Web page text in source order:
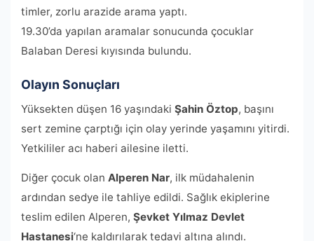
timler, zorlu arazide arama yaptı.
19.30’da yapılan aramalar sonucunda çocuklar
Balaban Deresi kıyısında bulundu.
Olayın Sonuçları
Yüksekten düşen 16 yaşındaki Şahin Öztop, başını
sert zemine çarptığı için olay yerinde yaşamını yitirdi.
Yetkililer acı haberi ailesine iletti.
Diğer çocuk olan Alperen Nar, ilk müdahalenin
ardından sedye ile tahliye edildi. Sağlık ekiplerine
teslim edilen Alperen, Şevket Yılmaz Devlet
Hastanesi‘ne kaldırılarak tedavi altına alındı.